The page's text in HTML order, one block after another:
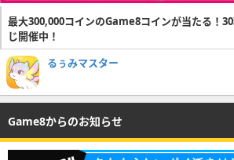
最大300,000コインのGame8コインが当たる！
じ開催中！
るぅみマスター
Game8からのお知らせ